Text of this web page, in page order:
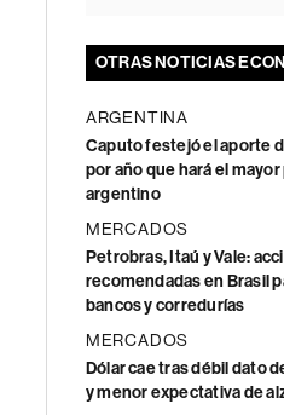
OTRAS NOTICIAS
ARGENTINA
Caputo festejó el aporte
por año que hará el
argentino
MERCADOS
Petrobras, Itaú y Vale:
recomendadas en Brasil
bancos y corredurías
MERCADOS
Dólar cae tras débil dato
y menor expectativa de